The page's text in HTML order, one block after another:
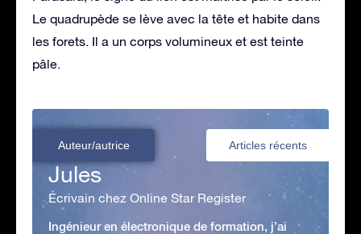
Le quadrupède se lève avec la tête et habite dans
les forets. Il a un corps volumineux et est teinte
pâle.
Auteur/autrice Articles récents
Jules
Écrivain chez Online Star Register
Ingénieur en électronique de formation, j’ai